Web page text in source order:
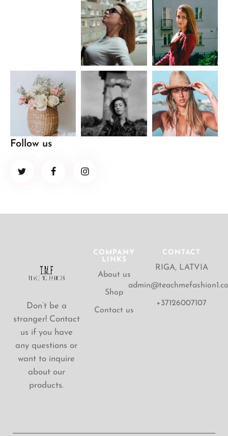
Follow us
Don’t be a
stranger! Contact
us if you have
any questions or
want to inquire
about our
products.
COMPANY
LINKS
About us
Shop
Contact us
CONTACT
RIGA, LATVIA
+37126007107